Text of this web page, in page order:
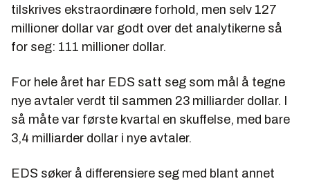
tilskrives ekstraordinære forhold, men selv 127
millioner dollar var godt over det analytikerne så
for seg: 111 millioner dollar.
For hele året har EDS satt seg som mål å tegne
nye avtaler verdt til sammen 23 milliarder dollar. I
så måte var første kvartal en skuffelse, med bare
3,4 milliarder dollar i nye avtaler.
EDS søker å differensiere seg med blant annet